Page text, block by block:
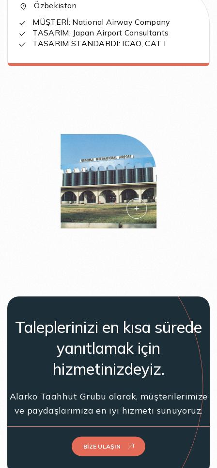
Özbekistan
MÜŞTERİ: National Airway Company
TASARIM: Japan Airport Consultants
TASARIM STANDARDI: ICAO, CAT I
Taleplerinizi en kısa sürede
yanıtlamak için
hizmetinizdeyiz.
Alarko Taahhüt Grubu olarak, müşterilerimize
ve paydaşlarımıza en iyi hizmeti sunuyoruz.
BIZE ULAŞIN